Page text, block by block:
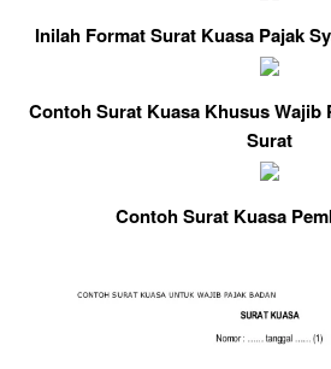
Inilah Format Surat Kuasa Pajak
Contoh Surat Kuasa Khusus Wajib
Surat
Contoh Surat Kuasa